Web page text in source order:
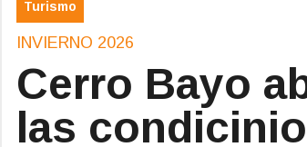
Turismo
INVIERNO 2026
Cerro Bayo
las